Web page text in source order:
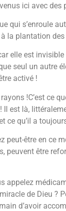
ici avec des
qui s’enroule
la plantation
elle est
seul un autre
activé !
!C’est ce
! Il est là,
ce qu’il a
peut-être en
peuvent être
appelez
de Dieu
d’avoir